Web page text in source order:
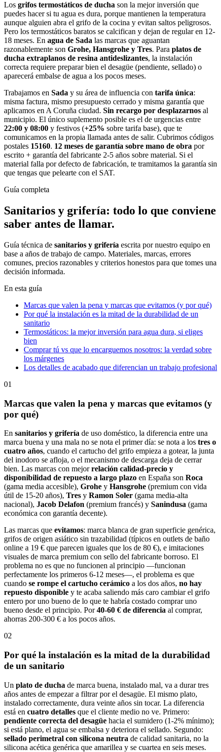
Los grifos termostáticos de ducha son la mejor inversión que
puedes hacer si tu agua es dura, porque mantienen la temperatura
aunque alguien abra el grifo de la cocina y evitan saltos peligrosos.
Pero los termostáticos baratos se calcifican y dejan de regular en 12-
18 meses. En agua de Sada las marcas que aguantan
razonablemente son Grohe, Hansgrohe y Tres. Para platos de
ducha extraplanos de resina antideslizantes, la instalación
correcta requiere preparar bien el desagüe (pendiente, sellado) o
aparecerá embalse de agua a los pocos meses.
Trabajamos en Sada y su área de influencia con tarifa única:
misma factura, mismo presupuesto cerrado y misma garantía que
aplicamos en A Coruña ciudad. Sin recargo por desplazarnos al
municipio. El único suplemento posible es el de urgencias entre
22:00 y 08:00 y festivos (+25% sobre tarifa base), que te
comunicamos en la propia llamada antes de salir. Cubrimos códigos
postales 15160. 12 meses de garantía sobre mano de obra por
escrito + garantía del fabricante 2-5 años sobre material. Si el
material falla por defecto de fabricación, te tramitamos la garantía sin
que tengas que pelearte con el SAT.
Guía completa
Sanitarios y grifería: todo lo que conviene
saber antes de llamar.
Guía técnica de sanitarios y grifería escrita por nuestro equipo en
base a años de trabajo de campo. Materiales, marcas, errores
comunes, precios razonables y criterios honestos para que tomes una
decisión informada.
En esta guía
Marcas que valen la pena y marcas que evitamos (y por qué)
Por qué la instalación es la mitad de la durabilidad de un
sanitario
Termostáticos: la mejor inversión para agua dura, si eliges
bien
Comprar tú vs que lo encarguemos nosotros: la verdad sobre
los márgenes
Los detalles de acabado que diferencian un trabajo profesional
01
Marcas que valen la pena y marcas que evitamos (y
por qué)
En sanitarios y grifería de uso doméstico, la diferencia entre una
marca buena y una mala no se nota el primer día: se nota a los tres o
cuatro años, cuando el cartucho del grifo empieza a gotear, la junta
del inodoro se afloja, o el mecanismo de descarga deja de cerrar
bien. Las marcas con mejorrelación calidad-precio y
disponibilidad de repuesto a largo plazo en España son Roca
(gama media accesible), Grohe y Hansgrohe (premium con vida
útil de 15-20 años), Tres y Ramon Soler (gama media-alta
nacional), Jacob Delafon (premium francés) y Sanindusa (gama
económica con garantía decente).
Las marcas que evitamos: marca blanca de gran superficie genérica,
grifos de origen asiático sin trazabilidad (típicos en outlets de baño
online a 19 € que parecen iguales que los de 80 €), e imitaciones
visuales de marca premium con sello del fabricante borroso. El
problema no es que no funcionen al principio —funcionan
perfectamente los primeros 6-12 meses—, el problema es que
cuando se rompe el cartucho cerámico a los dos años, no hay
repuesto disponible y te acaba saliendo más caro cambiar el grifo
entero por uno bueno de lo que te habría costado comprar uno
bueno desde el principio. Por40-60 € de diferencia al comprar,
ahorras 200-300 € a los pocos años.
02
Por qué la instalación es la mitad de la durabilidad
de un sanitario
Un plato de ducha de marca buena, instalado mal, va a durar tres
años antes de empezar a filtrar por el desagüe. El mismo plato,
instalado correctamente, dura veinte años sin tocar. La diferencia
está en cuatro detalles que el cliente medio no ve. Primero:
pendiente correcta del desagüe hacia el sumidero (1-2% mínimo);
si está plano, el agua se embalsa y deteriora el sellado. Segundo:
sellado perimetral con silicona neutra de calidad sanitaria, no la
silicona acética genérica que amarillea y se cuartea en seis meses.